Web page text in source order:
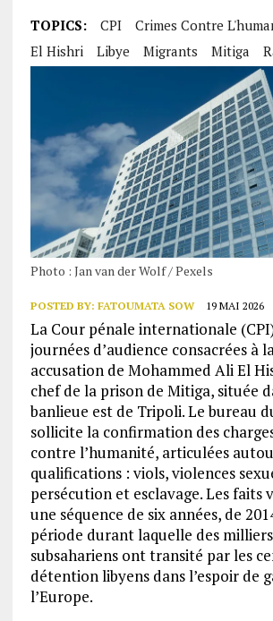
TOPICS: CPI
Crimes Contre
El Hishri
Libye Migrants Mitiga
Photo : Jan van der Wolf / Pexels
POSTED BY: FATOUMATA SOW 19 MAI 2026
La Cour pénale internationale
journées d’audience consacrées à
accusation de Mohammed Ali El
chef de la prison de Mitiga, située
banlieue est de Tripoli. Le bureau
sollicite la confirmation des
contre l’humanité, articulées
qualifications : viols, violences
persécution et esclavage. Les faits
une séquence de six années, de
période durant laquelle des
subsahariens ont transité par les
détention libyens dans l’espoir de
l’Europe.